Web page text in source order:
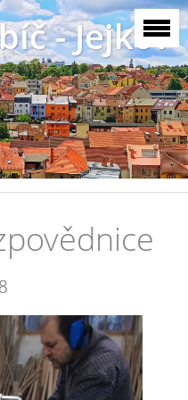
- Jejkov